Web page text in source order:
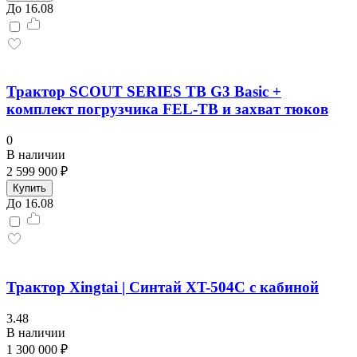
До 16.08
Трактор SCOUT SERIES TB G3 Basiс +
комплект погрузчика FEL-TB и захват тюков
0
В наличии
2 599 900 ₽
Купить
До 16.08
Трактор Xingtai | Синтай XT-504С с кабиной
3.48
В наличии
1 300 000 ₽